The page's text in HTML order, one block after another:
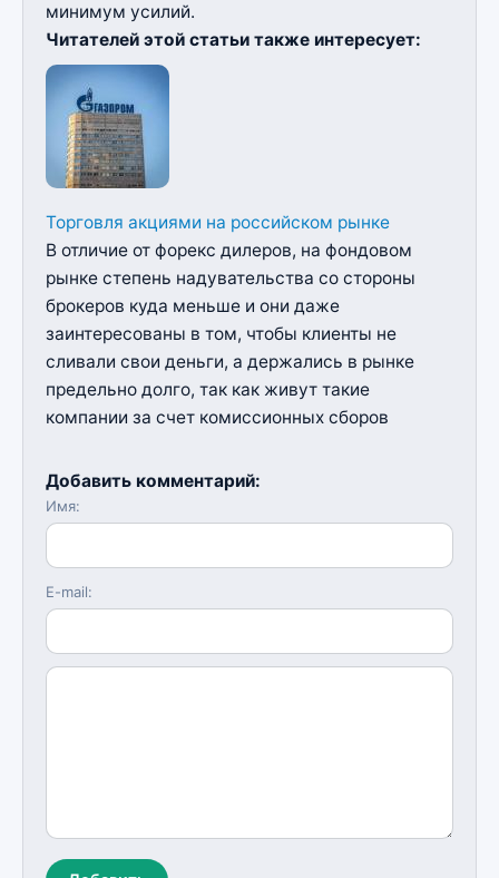
минимум усилий.
Читателей этой статьи также интересует:
Торговля акциями на российском рынке
В отличие от форекс дилеров, на фондовом
рынке степень надувательства со стороны
брокеров куда меньше и они даже
заинтересованы в том, чтобы клиенты не
сливали свои деньги, а держались в рынке
предельно долго, так как живут такие
компании за счет комиссионных сборов
Добавить комментарий:
Имя:
E-mail: